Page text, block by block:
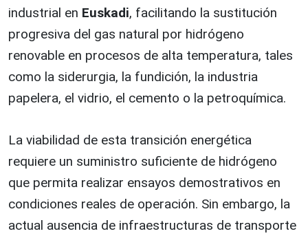
industrial en Euskadi, facilitando la sustitución
progresiva del gas natural por hidrógeno
renovable en procesos de alta temperatura, tales
como la siderurgia, la fundición, la industria
papelera, el vidrio, el cemento o la petroquímica.
La viabilidad de esta transición energética
requiere un suministro suficiente de hidrógeno
que permita realizar ensayos demostrativos en
condiciones reales de operación. Sin embargo, la
actual ausencia de infraestructuras de transporte